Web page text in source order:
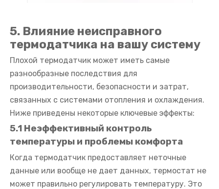
5. Влияние неисправного
термодатчика на вашу систему
Плохой термодатчик может иметь самые
разнообразные последствия для
производительности, безопасности и затрат,
связанных с системами отопления и охлаждения.
Ниже приведены некоторые ключевые эффекты:
5.1 Неэффективный контроль
температуры и проблемы комфорта
Когда термодатчик предоставляет неточные
данные или вообще не дает данных, термостат не
может правильно регулировать температуру. Это